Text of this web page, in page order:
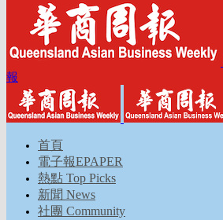
報
首頁
電子報EPAPER
熱點 Top Picks
新聞 News
社團 Community